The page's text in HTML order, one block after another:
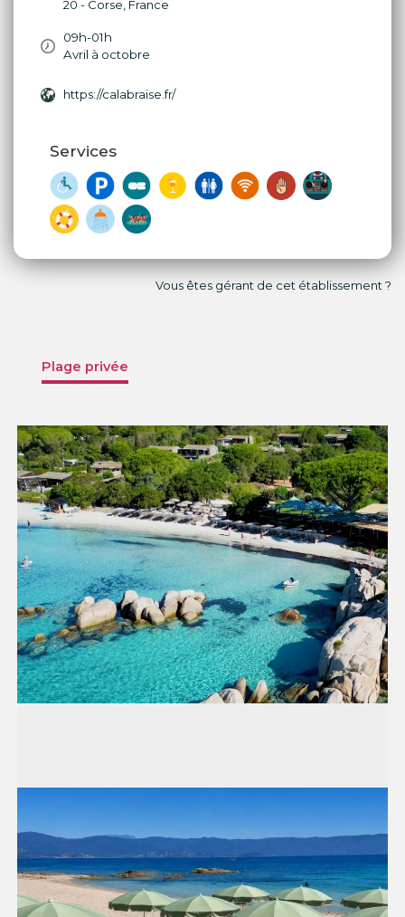
20 - Corse France
09h-01h
Avril à octobre
https://calabraise.fr/
Services
Vous êtes gérant de cet établissement ?
Plage privée